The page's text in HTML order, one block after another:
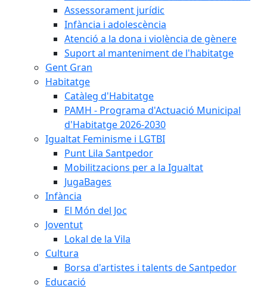
Assessorament jurídic
Infància i adolescència
Atenció a la dona i violència de gènere
Suport al manteniment de l'habitatge
Gent Gran
Habitatge
Catàleg d'Habitatge
PAMH - Programa d'Actuació Municipal
d'Habitatge 2026-2030
Igualtat Feminisme i LGTBI
Punt Lila Santpedor
Mobilitzacions per a la Igualtat
JugaBages
Infància
El Món del Joc
Joventut
Lokal de la Vila
Cultura
Borsa d'artistes i talents de Santpedor
Educació